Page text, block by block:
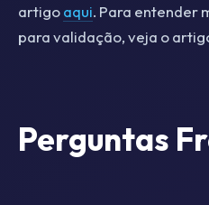
artigoaqui. Para entender
para validação, veja o
Perguntas